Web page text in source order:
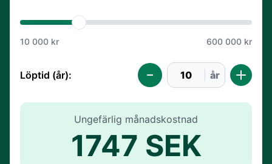
10 000 kr 600 000 kr
Löptid (år): år
Ungefärlig månadskostnad
1747 SEK